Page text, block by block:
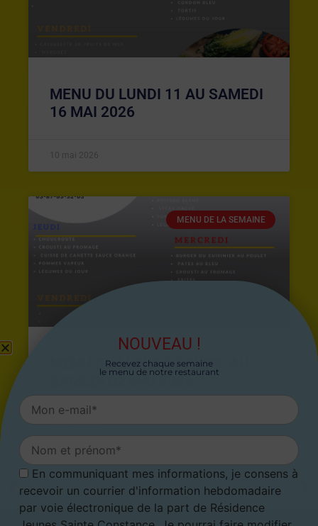
MENU DU LUNDI 11 AU SAMEDI
16 MAI 2026
10 mai 2026
MENU DE LA SEMAINE
MENU DU LUNDI 27 AVRIL AU
26 avril 2026
ARTICLE PRÉCÉDENT
Menu du 12 septembre au 18 septembre 2022
ARTICLE SUIVANT
NOUVEAU !
Recevez chaque semaine
le menu de notre restaurant
En communiquant mes informations, je consens à
recevoir un courrier d'information hebdomadaire
par voie électronique de la part de Résidence